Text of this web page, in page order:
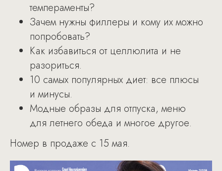
темпераменты?
Зачем нужны филлеры и кому их можно
попробовать?
Как избавиться от целлюлита и не
разориться.
10 самых популярных диет: все плюсы
и минусы.
Модные образы для отпуска, меню
для летнего обеда и многое другое.
Номер в продаже с 15 мая.